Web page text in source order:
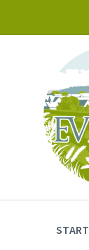
content
main
footer
START